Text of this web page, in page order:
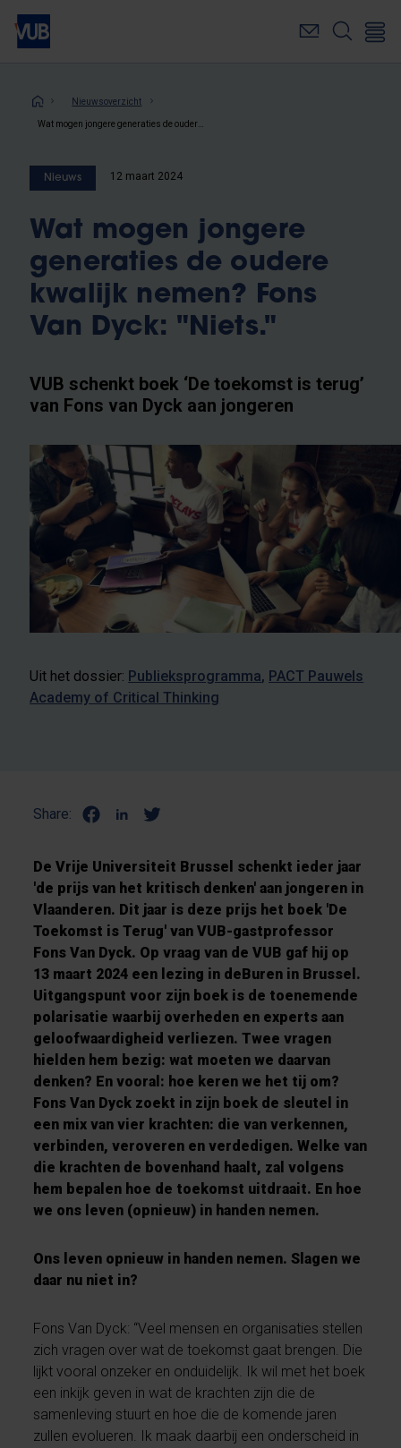
Overslaan
naar
inhoudKruimelpad
Nieuwsoverzicht
Nieuws 12 maart 2024
Wat mogen jongere
generaties de oudere
kwalijk nemen? Fons
Van Dyck: "Niets."
VUB schenkt boek ‘De toekomst is terug’
van Fons van Dyck aan jongeren
Uit het dossier: Publieksprogramma PACT Pauwels
Academy of Critical Thinking
Share:
De Vrije Universiteit Brussel schenkt ieder jaar
'de prijs van het kritisch denken' aan jongeren in
Vlaanderen. Dit jaar is deze prijs het boek 'De
Toekomst is Terug' van VUB-gastprofessor
Fons Van Dyck. Op vraag van de VUB gaf hij op
13 maart 2024 een lezing in deBuren in Brussel.
Uitgangspunt voor zijn boek is de toenemende
polarisatie waarbij overheden en experts aan
geloofwaardigheid verliezen. Twee vragen
hielden hem bezig: wat moeten we daarvan
denken? En vooral: hoe keren we het tij om?
Fons Van Dyck zoekt in zijn boek de sleutel in
een mix van vier krachten: die van verkennen,
verbinden, veroveren en verdedigen. Welke van
die krachten de bovenhand haalt, zal volgens
hem bepalen hoe de toekomst uitdraait. En hoe
we ons leven (opnieuw) in handen nemen.
Ons leven opnieuw in handen nemen. Slagen we
daar nu niet in?
Fons Van Dyck: “Veel mensen en organisaties stellen
zich vragen over wat de toekomst gaat brengen. Die
lijkt vooral onzeker en onduidelijk. Ik wil met het boek
een inkijk geven in wat de krachten zijn die de
samenleving stuurt en hoe die de komende jaren
zullen evolueren. Ik maak daarbij een onderscheid in